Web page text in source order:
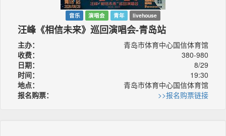
音乐 演唱会 青年 livehouse
汪峰《相信未来》巡回演唱会-青岛站
主办：
青岛市体育中心国信体育馆
收费：
380-980
日期：
8/29
时间：
19:30
地点：
青岛市体育中心国信体育馆
报名购票：
>>报名购票链接